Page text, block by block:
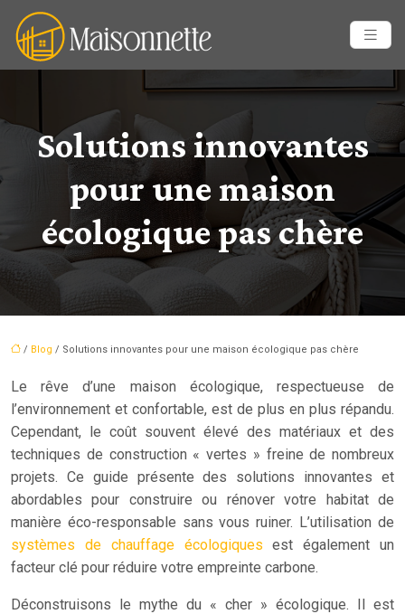
Solutions innovantes
pour une maison
écologique pas chère
/ Blog / Solutions innovantes pour une maison écologique pas chère
Le rêve d’une maison écologique, respectueuse de
l’environnement et confortable, est de plus en plus répandu.
Cependant, le coût souvent élevé des matériaux et des
techniques de construction « vertes » freine de nombreux
projets. Ce guide présente des solutions innovantes et
abordables pour construire ou rénover votre habitat de
manière éco-responsable sans vous ruiner. L’utilisation de
systèmes de chauffage écologiques est également un
facteur clé pour réduire votre empreinte carbone.
Déconstruisons le mythe du « cher » écologique. Il est